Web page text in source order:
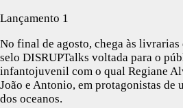
Lançamento 1
No final de agosto, chega às
selo DISRUPTalks voltada para o
infantojuvenil com o qual Regiane
João e Antonio, em protagonistas
dos oceanos.